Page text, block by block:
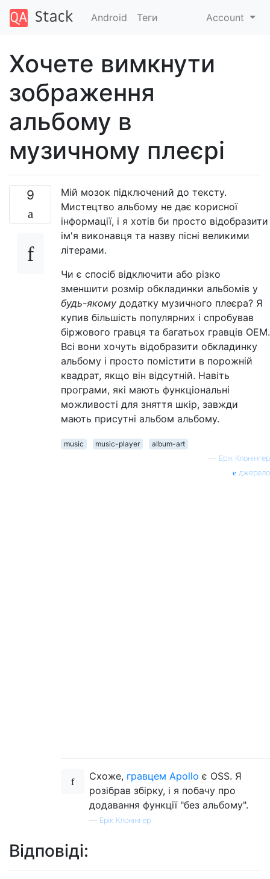
Android Теги Account
Хочете вимкнути
зображення
альбому в
музичному плеєрі
9
Мій мозок підключений до тексту.
Мистецтво альбому не дає корисної
інформації, і я хотів би просто відобразити
ім'я виконавця та назву пісні великими
літерами.
Чи є спосіб відключити або різко
зменшити розмір обкладинки альбомів у
будь-якому додатку музичного плеєра? Я
купив більшість популярних і спробував
біржового гравця та багатьох гравців OEM.
Всі вони хочуть відобразити обкладинку
альбому і просто помістити в порожній
квадрат, якщо він відсутній. Навіть
програми, які мають функціональні
можливості для зняття шкір, завжди
мають присутні альбом альбому.
music music-player
album-art
— Ерік Клонінгер
джерело
Схоже, гравцем Apollo є OSS. Я
розібрав збірку, і я побачу про
додавання функції "без альбому".
— Ерік Клонінгер
Відповіді: